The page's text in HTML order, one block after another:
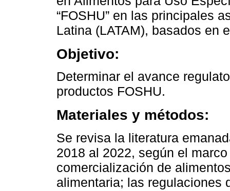
“FOSHU” en las principales
Latina (LATAM), basados en
Objetivo:
Determinar el avance
productos FOSHU.
Materiales y métodos:
Se revisa la literatura
2018 al 2022, según el
comercialización de
alimentaria; las regulaciones